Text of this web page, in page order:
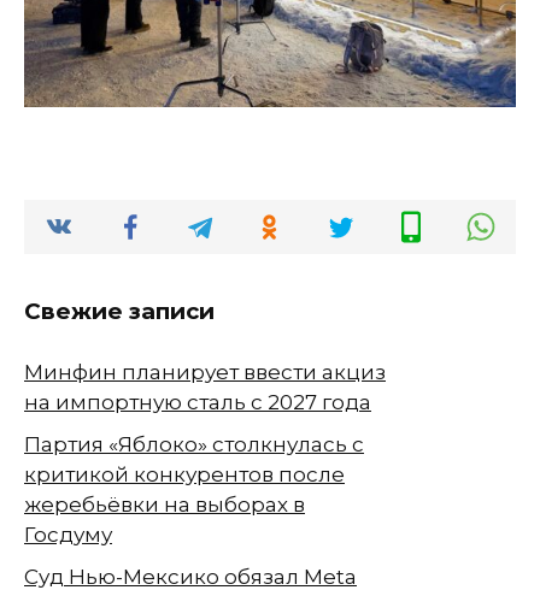
Свежие записи
Минфин планирует ввести акциз
на импортную сталь с 2027 года
Партия «Яблоко» столкнулась с
критикой конкурентов после
жеребьёвки на выборах в
Госдуму
Суд Нью-Мексико обязал Meta